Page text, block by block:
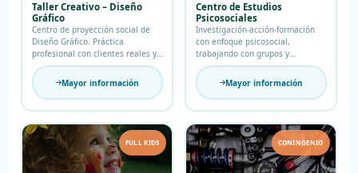
Taller Creativo – Diseño
Gráfico
Centro de proyección social de
Diseño Gráfico. Práctica
profesional con clientes reales y
propuestas creativas.
Mayor información
Centro de Estudios
Psicosociales
Investigación-acción-formación
con enfoque psicosocial,
trabajando con grupos y
comunidades diversas.
Mayor información
FULL KIDS CONINGENIO